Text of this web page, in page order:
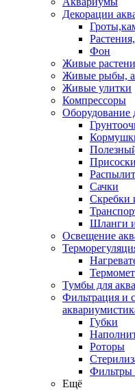
Декорации
Фон
Живые
Живые рыбы,
Живые улитки
Компрессоры
Оборудование
Сачки
Скребки
Шланги
Освещение
Тумбы для
Фильтрация и
Губки
Роторы
Ещё